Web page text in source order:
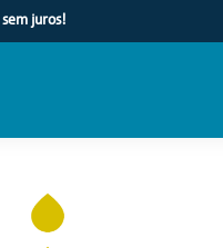
sem juros!